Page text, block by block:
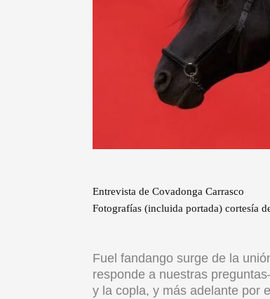
Entrevista de Covadonga Carrasco
Fotografías (incluida portada) cortesía
Fuel fandango surge de la
responde a nuestras
y la copla, y más adelante por